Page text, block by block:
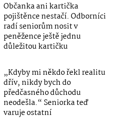
Občanka ani kartička
pojištěnce nestačí. Odborníci
radí seniorům nosit v
peněžence ještě jednu
důležitou kartičku
„Kdyby mi někdo řekl realitu
dřív, nikdy bych do
předčasného důchodu
neodešla.“ Seniorka teď
varuje ostatní